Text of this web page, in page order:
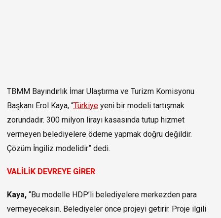
TBMM Bayındırlık İmar Ulaştırma ve Turizm Komisyonu
Başkanı Erol Kaya, “Türkiye yeni bir modeli tartışmak
zorundadır. 300 milyon lirayı kasasında tutup hizmet
vermeyen belediyelere ödeme yapmak doğru değildir.
Çözüm İngiliz modelidir” dedi.
VALİLİK DEVREYE GİRER
Kaya, “Bu modelle HDP’li belediyelere merkezden para
vermeyeceksin. Belediyeler önce projeyi getirir. Proje ilgili